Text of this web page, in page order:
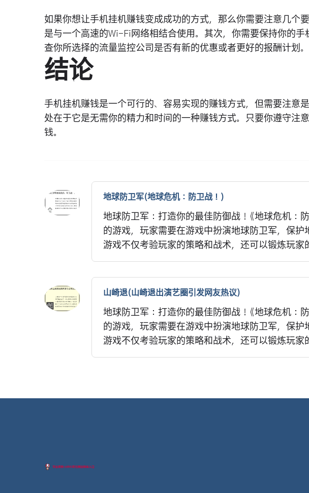
如果你想让手机挂机赚钱变成成功的方式，那么你需要注意几个
是与一个高速的Wi-Fi网络相结合使用。其次，你需要保持你的
查你所选择的流量监控公司是否有新的优惠或者更好的报酬计划。
结论
手机挂机赚钱是一个可行的、容易实现的赚钱方式，但需要注意
处在于它是无需你的精力和时间的一种赚钱方式。只要你遵守注
钱。
地球防卫军(地球危机：防卫战！)
地球防卫军：打造你的最佳防御战！《地球危机：
的游戏，玩家需要在游戏中扮演地球防卫军，保护
游戏不仅考验玩家的策略和战术，还可以锻炼玩家
山崎退(山崎退出演艺圈引发网友热议)
地球防卫军：打造你的最佳防御战！《地球危机：
的游戏，玩家需要在游戏中扮演地球防卫军，保护
游戏不仅考验玩家的策略和战术，还可以锻炼玩家